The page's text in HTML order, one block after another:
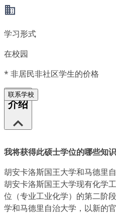
学习形式
在校园
* 非居民非社区学生的价格
联系学校
介绍
我将获得此硕士学位的哪些知
胡安卡洛斯国王大学和马德里
胡安卡洛斯国王大学现有化学
位（专业工业化学）的第二阶
学和马德里自治大学，以新的